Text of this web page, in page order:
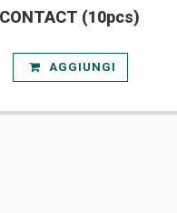
(10pcs)
AGGIUNGI